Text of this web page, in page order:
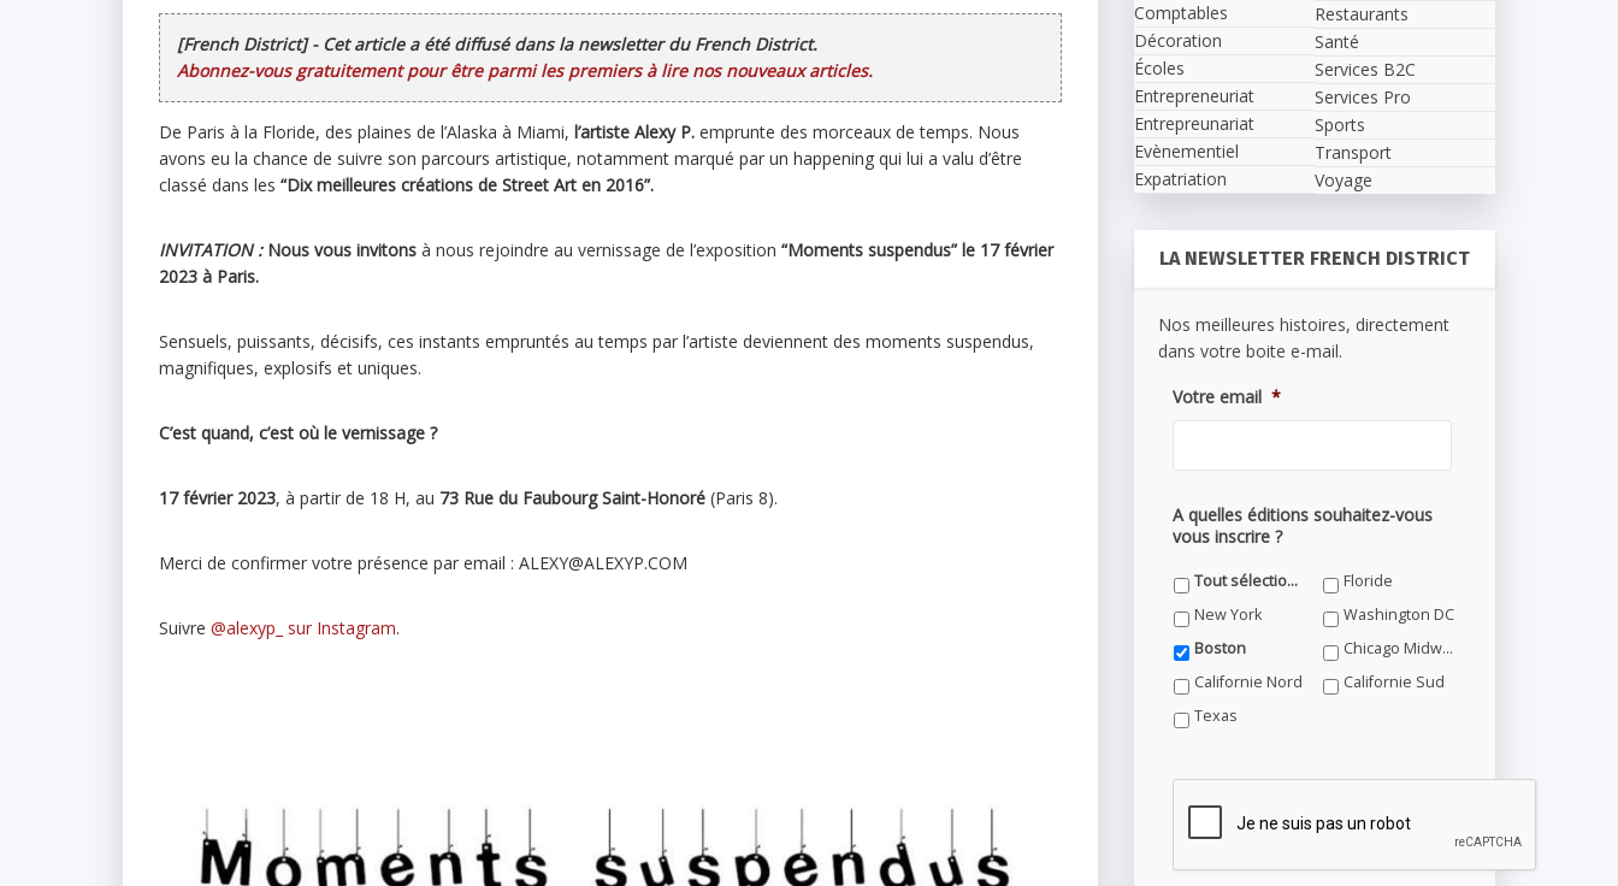
[French District] - Cet article a été diffusé dans la newsletter du French District.
Abonnez-vous gratuitement pour être parmi les premiers à lire nos nouveaux articles.
De Paris à la Floride, des plaines de l’Alaska à Miami, l’artiste Alexy P. emprunte des morceaux de temps. Nous
avons eu la chance de suivre son parcours artistique, notamment marqué par un happening qui lui a valu d’être
classé dans les “Dix meilleures créations de Street Art en 2016”.
INVITATION : Nous vous invitons à nous rejoindre au vernissage de l’exposition “Moments suspendus” le 17 février
2023 à Paris.
Sensuels, puissants, décisifs, ces instants empruntés au temps par l’artiste deviennent des moments suspendus,
magnifiques, explosifs et uniques.
C’est quand, c’est où le vernissage ?
17 février 2023, à partir de 18 H, au 73 Rue du Faubourg Saint-Honoré (Paris 8).
Merci de confirmer votre présence par email : ALEXY@ALEXYP.COM
Suivre @alexyp_ sur Instagram.
Comptables
Décoration
Écoles
Entrepreneuriat
Entrepreunariat
Evènementiel
Expatriation
Restaurants
Santé
Services B2C
Services Pro
Sports
Transport
Voyage
LA NEWSLETTER FRENCH DISTRICT
Nos meilleures histoires, directement
dans votre boite e-mail.
Votre email *
A quelles éditions souhaitez-vous
vous inscrire ?
Tout sélectionner
Floride
New York
Washington DC
Boston
Chicago Midwest
Californie Nord
Californie Sud
Texas